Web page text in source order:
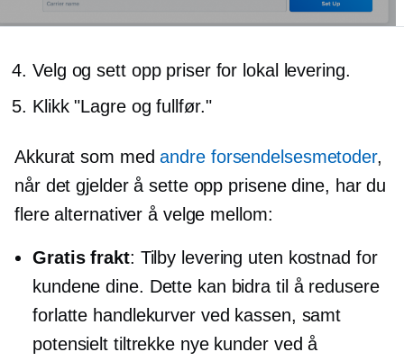
Velg og sett opp priser for lokal levering.
Klikk "Lagre og fullfør."
Akkurat som medandre forsendelsesmetoder,
når det gjelder å sette opp prisene dine, har du
flere alternativer å velge mellom:
Gratis frakt: Tilby levering uten kostnad for
kundene dine. Dette kan bidra til å redusere
forlatte handlekurver ved kassen, samt
potensielt tiltrekke nye kunder ved å